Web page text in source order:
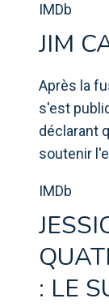
IMDb
JIM
Après la
s'est
déclarant
soutenir
IMDb
: LE